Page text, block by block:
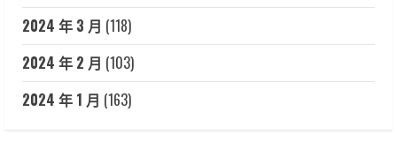
2024 年 3 月 (118)
2024 年 2 月 (103)
2024 年 1 月 (163)